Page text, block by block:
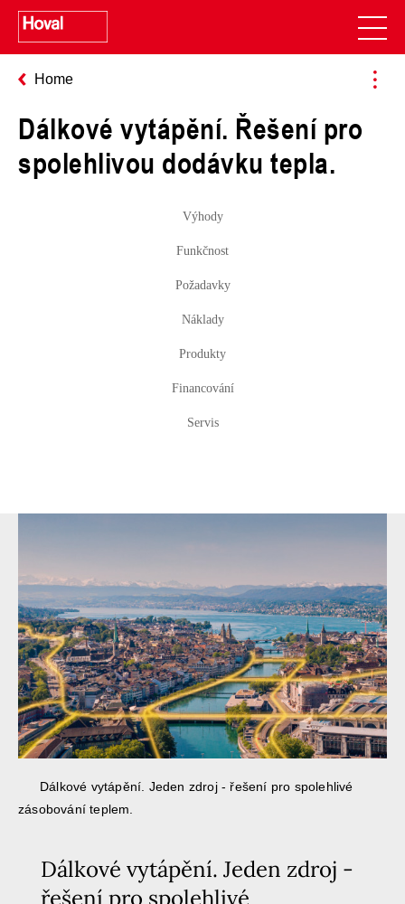
Home
Dálkové vytápění. Řešení pro
spolehlivou dodávku tepla.
Výhody
Funkčnost
Požadavky
Náklady
Produkty
Financování
Servis
Dálkové vytápění. Jeden zdroj - řešení pro spolehlivé
zásobování teplem.
Dálkové vytápění. Jeden zdroj -